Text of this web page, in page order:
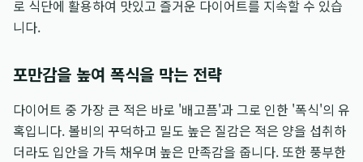
로 식단에 활용하여 맛있고 즐거운 다이어트를 지속할 수 있습
니다.
포만감을 높여 폭식을 막는 전략
다이어트 중 가장 큰 적은 바로 '배고픔'과 그로 인한 '폭식'의 유
혹입니다. 볼비의 꾸덕하고 밀도 높은 질감은 적은 양을 섭취하
더라도 입안을 가득 채우며 높은 만족감을 줍니다. 또한 풍부한